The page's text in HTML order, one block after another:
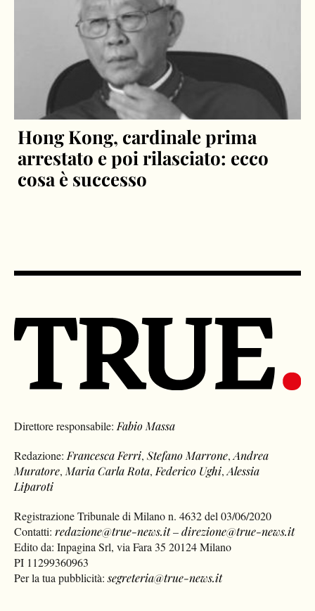
Hong Kong, cardinale prima
arrestato e poi rilasciato: ecco
cosa è successo
Direttore responsabile: Fabio Massa
Redazione: Francesca Ferri,Stefano Marrone,Andrea
Muratore, Maria Carla Rota, Federico Ughi,Alessia
Liparoti
Registrazione Tribunale di Milano n. 4632 del 03/06/2020
Contatti:redazione@true-news.it–direzione@true-news.it
Edito da: Inpagina Srl, via Fara 35 20124 Milano
PI 11299360963
Per la tua pubblicità:segreteria@true-news.it